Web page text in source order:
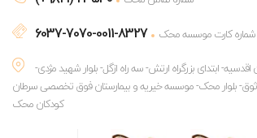
6037-7070-0011-8327
شماره کارت موسسه محک
اقدسیه- ابتدای بزرگراه ارتش- سه راه ازگل- بلوار شهید مژدی-
وثوق- بلوار محک- موسسه خیریه و بیمارستان فوق تخصصی سرطان
کودکان محک